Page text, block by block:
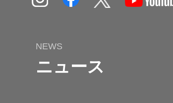
サスティナビリティ
採用情報
NEWS
ニュース